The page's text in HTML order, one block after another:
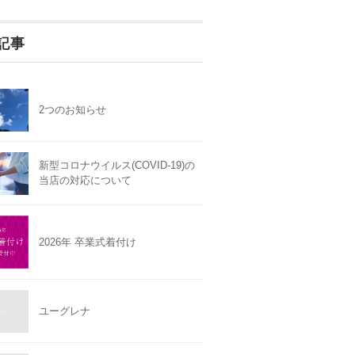
事
2つのお知らせ
新型コロナウイルス(COVID-19)の
当店の対応について
2026年 卒業式着付け
ユーグレナ